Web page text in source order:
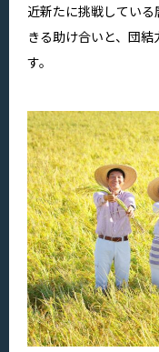
近新たに挑戦してい
きる助け合いと、団
す。